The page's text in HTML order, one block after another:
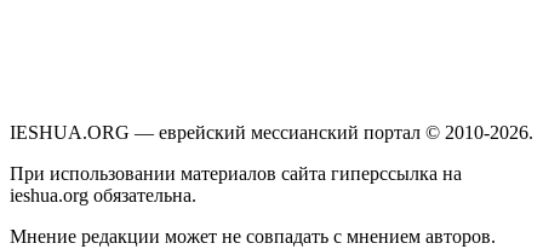
IESHUA.ORG — еврейский мессианский портал © 2010-2026.
При использовании материалов сайта гиперссылка на
ieshua.org обязательна.
Мнение редакции может не совпадать с мнением авторов.